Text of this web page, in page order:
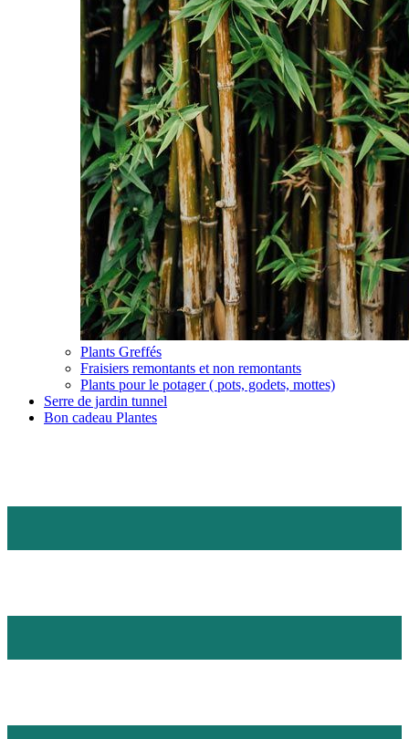
Plants Greffés
Fraisiers remontants et non remontants
Plants pour le potager ( pots, godets, mottes)
Serre de jardin tunnel
Bon cadeau Plantes